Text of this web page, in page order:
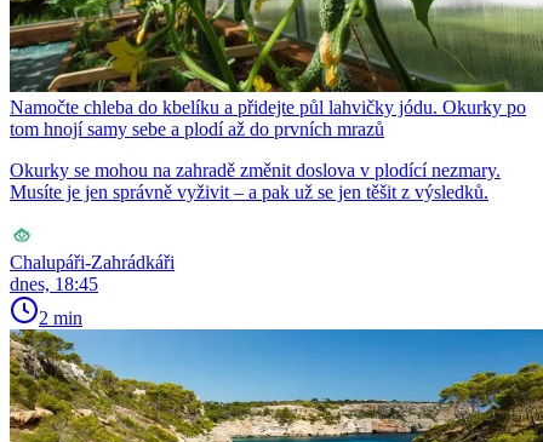
Namočte chleba do kbelíku a přidejte půl lahvičky jódu. Okurky po
tom hnojí samy sebe a plodí až do prvních mrazů
Okurky se mohou na zahradě změnit doslova v plodící nezmary.
Musíte je jen správně vyživit – a pak už se jen těšit z výsledků.
Chalupáři-Zahrádkáři
dnes, 18:45
2 min